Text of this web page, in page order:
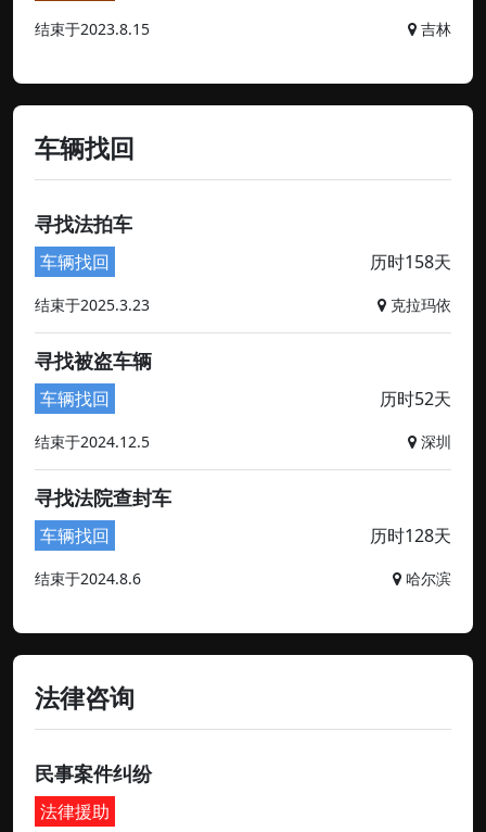
结束于2023.8.15 吉林
车辆找回
寻找法拍车
车辆找回 历时158天
结束于2025.3.23 克拉玛依
寻找被盗车辆
车辆找回 历时52天
结束于2024.12.5 深圳
寻找法院查封车
车辆找回 历时128天
结束于2024.8.6 哈尔滨
法律咨询
民事案件纠纷
法律援助